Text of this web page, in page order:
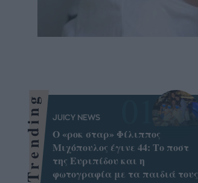
Trending JUICY NEWS
Ο «ροκ σταρ» Φίλιππος
Μιχόπουλος έγινε 44: Το ποστ
της Ευριπίδου και η
φωτογραφία με τα παιδιά τους